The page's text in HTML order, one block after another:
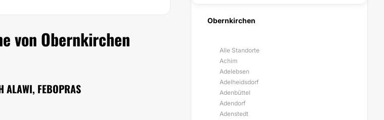
von Obernkirchen
ALAWI, FEBOPRAS
Obernkirchen
Alle Standorte
Achim
Adelebsen
Adelheidsdorf
Adenbüttel
Adendorf
Adenstedt